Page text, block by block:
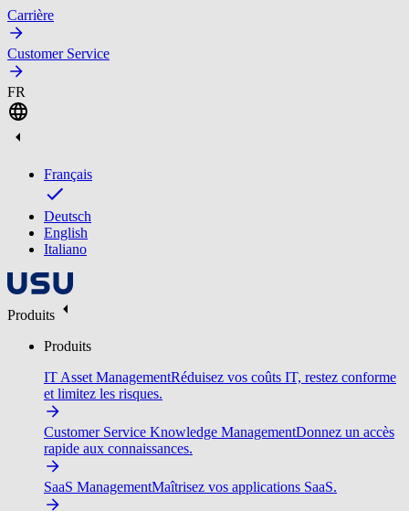
Carrière
Customer Service
FR
Français
Deutsch
English
Italiano
Produits
Produits
IT Asset ManagementRéduisez vos coûts IT, restez conforme
et limitez les risques.
Customer Service Knowledge ManagementDonnez un accès
rapide aux connaissances.
SaaS ManagementMaîtrisez vos applications SaaS.